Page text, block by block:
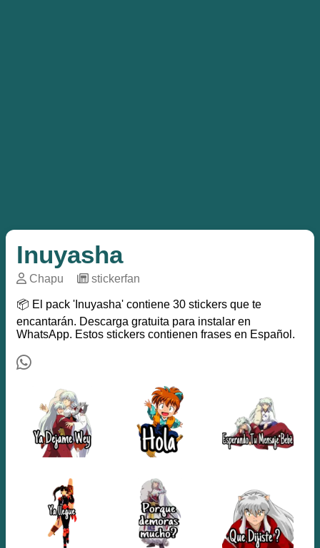
Inuyasha
Chapu stickerfan
📦 El pack 'Inuyasha' contiene 30 stickers que te
encantarán. Descarga gratuita para instalar en
WhatsApp. Estos stickers contienen frases en Español.